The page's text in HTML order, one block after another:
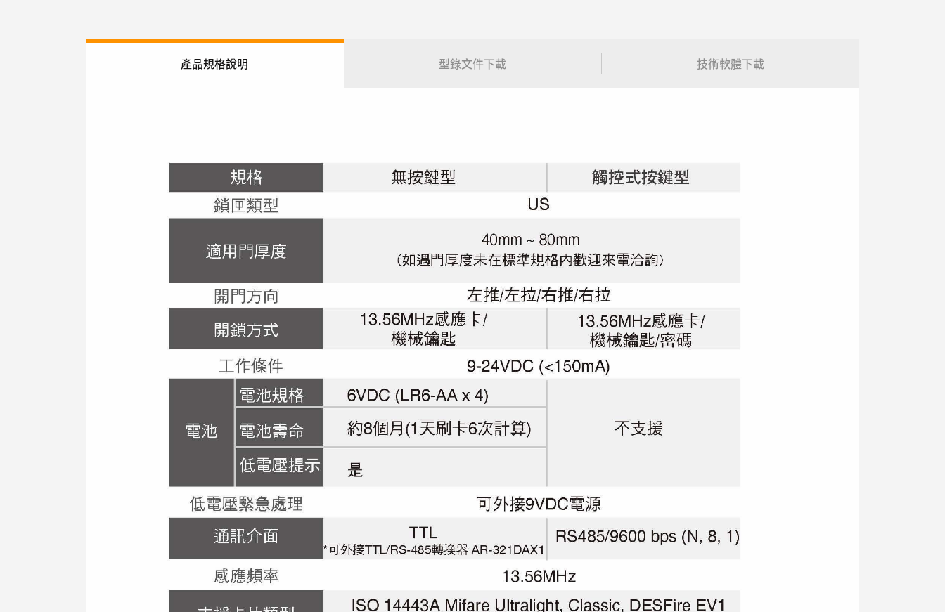
產品規格說明 型錄文件下載 技術軟體下載